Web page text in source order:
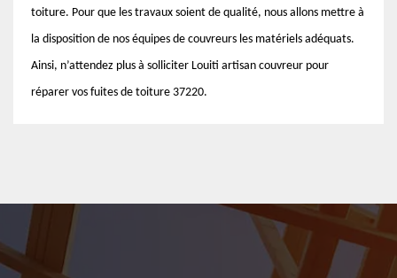
toiture. Pour que les travaux soient de qualité, nous allons mettre à
la disposition de nos équipes de couvreurs les matériels adéquats.
Ainsi, n’attendez plus à solliciter Louiti artisan couvreur pour
réparer vos fuites de toiture 37220.